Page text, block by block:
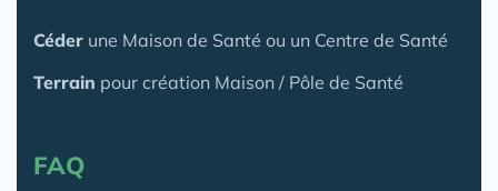
Céder une Maison de Santé ou un Centre de Santé
Terrain pour création Maison / Pôle de Santé
FAQ